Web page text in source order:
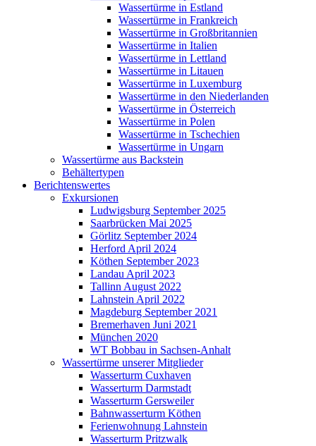
Wassertürme in Estland
Wassertürme in Frankreich
Wassertürme in Großbritannien
Wassertürme in Italien
Wassertürme in Lettland
Wassertürme in Litauen
Wassertürme in Luxemburg
Wassertürme in den Niederlanden
Wassertürme in Österreich
Wassertürme in Polen
Wassertürme in Tschechien
Wassertürme in Ungarn
Wassertürme aus Backstein
Behältertypen
Berichtenswertes
Exkursionen
Ludwigsburg September 2025
Saarbrücken Mai 2025
Görlitz September 2024
Herford April 2024
Köthen September 2023
Landau April 2023
Tallinn August 2022
Lahnstein April 2022
Magdeburg September 2021
Bremerhaven Juni 2021
München 2020
WT Bobbau in Sachsen-Anhalt
Wassertürme unserer Mitglieder
Wasserturm Cuxhaven
Wasserturm Darmstadt
Wasserturm Gersweiler
Bahnwasserturm Köthen
Ferienwohnung Lahnstein
Wasserturm Pritzwalk